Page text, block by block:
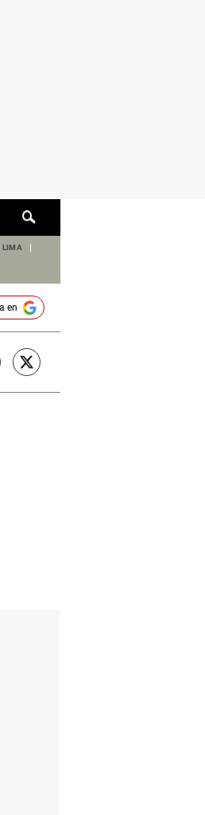
de
LIMA
en